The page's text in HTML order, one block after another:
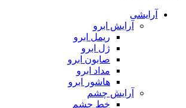
آرایشی
آرایش ابرو
ریمل ابرو
ژل ابرو
صابون ابرو
مداد ابرو
هاشور ابرو
آرایش چشم
خط چشم